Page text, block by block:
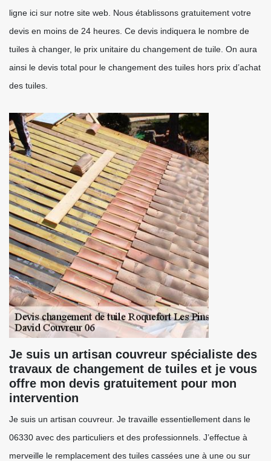
ligne ici sur notre site web. Nous établissons gratuitement votre
devis en moins de 24 heures. Ce devis indiquera le nombre de
tuiles à changer, le prix unitaire du changement de tuile. On aura
ainsi le devis total pour le changement des tuiles hors prix d’achat
des tuiles.
Je suis un artisan couvreur spécialiste des
travaux de changement de tuiles et je vous
offre mon devis gratuitement pour mon
intervention
Je suis un artisan couvreur. Je travaille essentiellement dans le
06330 avec des particuliers et des professionnels. J’effectue à
merveille le remplacement des tuiles cassées une à une ou sur